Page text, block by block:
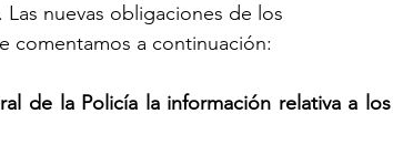
nuevas obligaciones de los
comentamos a continuación:
de la Policía la información relativa a los